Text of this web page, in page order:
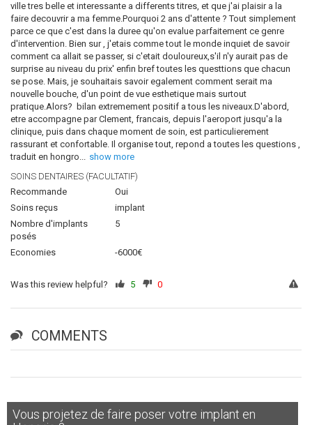
ville tres belle et interessante a differents titres, et que j'ai plaisir a la
faire decouvrir a ma femme.Pourquoi 2 ans d'attente ? Tout simplement
parce ce que c'est dans la duree qu'on evalue parfaitement ce genre
d'intervention. Bien sur , j'etais comme tout le monde inquiet de savoir
comment ca allait se passer, si c'etait douloureux,s'il n'y aurait pas de
surprise au niveau du prix' enfin bref toutes les questtions que chacun
se pose. Mais, je souhaitais savoir egalement comment serait ma
nouvelle bouche, d'un point de vue esthetique mais surtout
pratique.Alors? bilan extremement positif a tous les niveaux.D'abord,
etre accompagne par Clement, francais, depuis l'aeroport jusqu'a la
clinique, puis dans chaque moment de soin, est particulierement
rassurant et confortable. Il organise tout, repond a toutes les questions ,
traduit en hongro... show more
SOINS DENTAIRES (FACULTATIF)
Recommande
Oui
Soins reçus
implant
Nombre d'implants
posés
5
Economies -6000€
Was this review helpful? 5 0
COMMENTS
Vous projetez de faire poser votre implant en